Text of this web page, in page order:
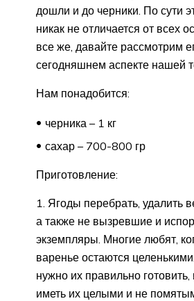
дошли и до черники. По сути
никак не отличается от всех
все же, давайте рассмотрим
сегодняшнем аспекте нашей
Нам понадобится:
черника – 1 кг
сахар – 700-800 гр
Приготовление:
1. Ягоды перебрать, удалить
а также не вызревшие и
экземпляры. Многие любят,
варенье остаются
нужно их правильно
иметь их целыми и не